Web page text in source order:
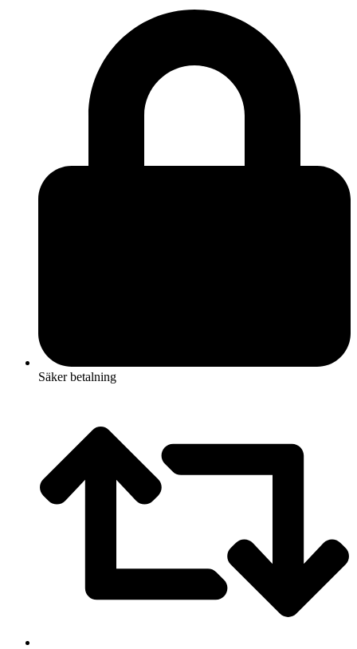
Säker betalning